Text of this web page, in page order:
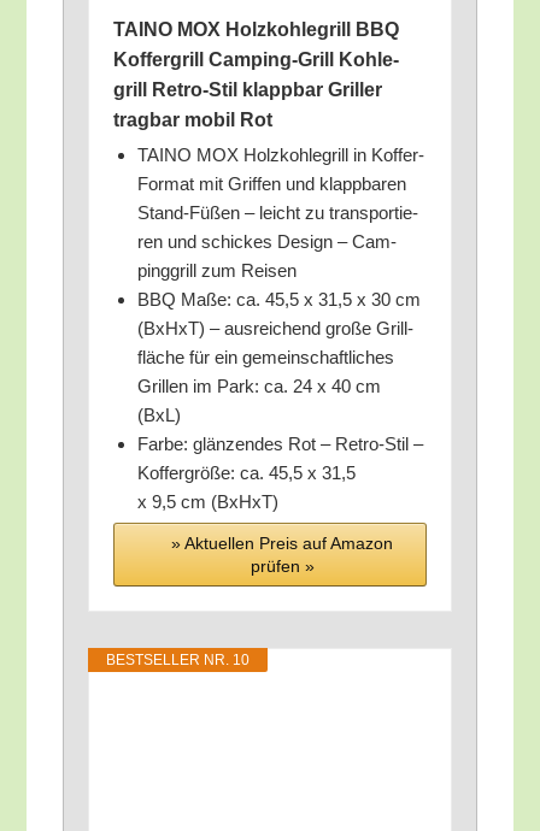
TAINO MOX Holz­koh­le­grill BBQ
Kof­fer­grill Cam­ping-Grill Koh­le­
grill Retro-Stil klapp­bar Gril­ler
trag­bar mobil Rot
TAINO MOX Holz­koh­le­grill in Kof­fer-
For­mat mit Grif­fen und klapp­ba­ren
Stand-Füßen – leicht zu trans­por­tie­
ren und schi­ckes Design – Cam­
ping­grill zum Reisen
BBQ Maße: ca. 45,5 x 31,5 x 30 cm
(BxHxT) – aus­rei­chend gro­ße Grill­
flä­che für ein gemein­schaft­li­ches
Gril­len im Park: ca. 24 x 40 cm
(BxL)
Far­be: glän­zen­des Rot – Retro-Stil –
Kof­fer­grö­ße: ca. 45,5 x 31,5
x 9,5 cm (BxHxT)
» Aktu­el­len Preis auf Ama­zon
prü­fen »
BEST­SEL­LER NR. 10